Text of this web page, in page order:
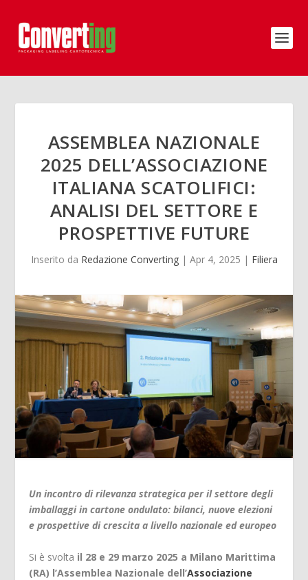
ASSEMBLEA NAZIONALE
2025 DELL’ASSOCIAZIONE
ITALIANA SCATOLIFICI:
ANALISI DEL SETTORE E
PROSPETTIVE FUTURE
Inserito da Redazione Converting| Apr 4, 2025 | Filiera
Un incontro di rilevanza strategica per il settore degli
imballaggi in cartone ondulato: bilanci, nuove elezioni
e prospettive di crescita a livello nazionale ed europeo
Si è svolta il 28 e 29 marzo 2025 a Milano Marittima
(RA) l’Assemblea Nazionale dell’Associazione